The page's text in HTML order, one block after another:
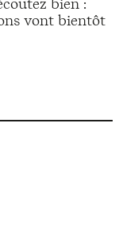
bien :
vont bientôt